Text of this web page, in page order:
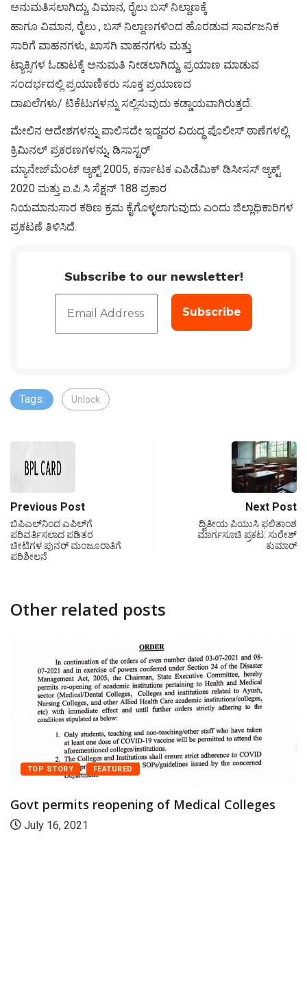
ಅನುಮತಿಸಲಾಗಿದ್ದು, ವಿಮಾನ, ರೈಲು ಬಸ್ ನಿಲ್ದಾಣಕ್ಕೆ
ಹಾಗೂ ವಿಮಾನ, ರೈಲು , ಬಸ್ ನಿಲ್ದಾಣಗಳಿಂದ ಹೊರಡುವ ಸಾರ್ವಜನಿಕ
ಸಾರಿಗೆ ವಾಹನಗಳು, ಖಾಸಗಿ ವಾಹನಗಳು ಮತ್ತು
ಟ್ಯಾಕ್ಸಿಗಳ ಓಡಾಟಕ್ಕೆ ಅನುಮತಿ ನೀಡಲಾಗಿದ್ದು, ಪ್ರಯಾಣ ಮಾಡುವ
ಸಂದರ್ಭದಲ್ಲಿ ಪ್ರಯಾಣಿಕರು ಸೂಕ್ತ ಪ್ರಯಾಣದ
ದಾಖಲೆಗಳು/ ಟಿಕೆಟುಗಳನ್ನು ಸಲ್ಲಿಸುವುದು ಕಡ್ಡಾಯವಾಗಿರುತ್ತದೆ.
ಮೇಲಿನ ಆದೇಶಗಳನ್ನು ಪಾಲಿಸದೇ ಇದ್ದವರ ವಿರುದ್ಧ ಪೊಲೀಸ್ ಠಾಣೆಗಳಲ್ಲಿ
ಕ್ರಿಮಿನಲ್ ಪ್ರಕರಣಗಳನ್ನು, ಡಿಸಾಸ್ಟರ್
ಮ್ಯಾನೇಜ್‌ಮೆಂಟ್ ಆ್ಯಕ್ಟ್ 2005, ಕರ್ನಾಟಕ ಎಪಿಡೆಮಿಕ್ ಡಿಸೀಸಸ್ ಆ್ಯಕ್ಟ್
2020 ಮತ್ತು ಐ.ಪಿ.ಸಿ ಸೆಕ್ಷನ್ 188 ಪ್ರಕಾರ
ನಿಯಮಾನುಸಾರ ಕಠಿಣ ಕ್ರಮ ಕೈಗೊಳ್ಳಲಾಗುವುದು ಎಂದು ಜಿಲ್ಲಾಧಿಕಾರಿಗಳ
ಪ್ರಕಟಣೆ ತಿಳಿಸಿದೆ.
Subscribe to our newsletter!
Tags: Unlock
Previous Post
ಬಿಪಿಎಲ್‍ನಿಂದ ಎಪಿಲ್‍ಗೆ
ಪರಿವರ್ತಿಸಲಾದ ಪಡಿತರ
ಚೀಟಿಗಳ ಪುನರ್ ಮಂಜೂರಾತಿಗೆ
ಪರಿಶೀಲನೆ
Next Post
ದ್ವಿತೀಯ ಪಿಯುಸಿ ಫಲಿತಾಂಶ
ಮಾರ್ಗಸೂಚಿ ಪ್ರಕಟ: ಸುರೇಶ್
ಕುಮಾರ್
Other related posts
TOP STORY FEATURED
permits reopening of Medical Colleges
July 16, 2021